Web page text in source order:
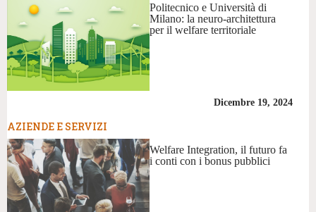
Politecnico e Università di
Milano: la neuro-architettura
per il welfare territoriale
Dicembre 19, 2024
AZIENDE E SERVIZI
Welfare Integration, il futuro fa
i conti con i bonus pubblici